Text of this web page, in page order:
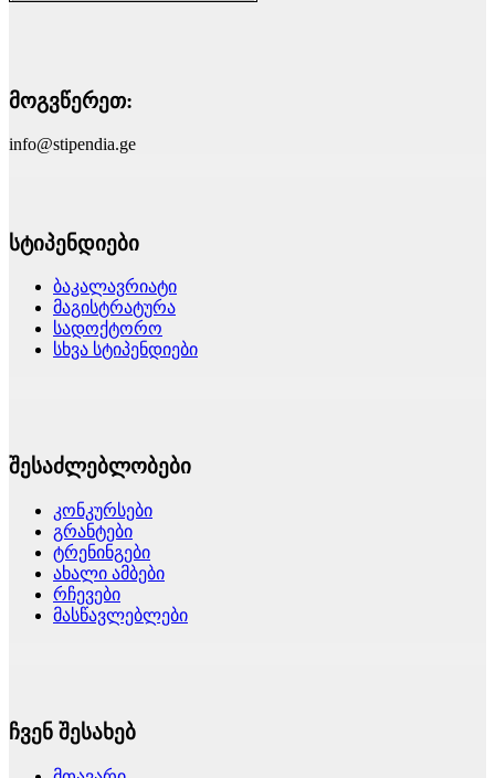
მოგვწერეთ:
info@stipendia.ge
სტიპენდიები
ბაკალავრიატი
მაგისტრატურა
სადოქტორო
სხვა სტიპენდიები
შესაძლებლობები
კონკურსები
გრანტები
ტრენინგები
ახალი ამბები
რჩევები
მასწავლებლები
ჩვენ შესახებ